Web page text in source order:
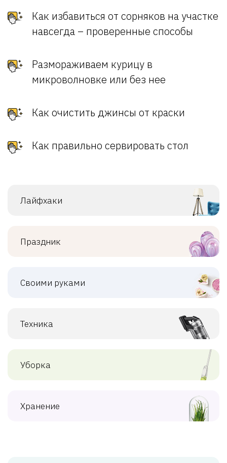
Как избавиться от сорняков на участке
навсегда – проверенные способы
Размораживаем курицу в
микроволновке или без нее
Как очистить джинсы от краски
Как правильно сервировать стол
Лайфхаки
Праздник
Своими руками
Техника
Уборка
Хранение